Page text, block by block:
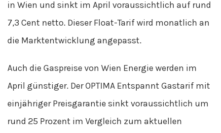
in Wien und sinkt im April voraussichtlich auf rund
7,3 Cent netto. Dieser Float-Tarif wird monatlich an
die Marktentwicklung angepasst.
Auch die Gaspreise von Wien Energie werden im
April günstiger. Der OPTIMA Entspannt Gastarif mit
einjähriger Preisgarantie sinkt voraussichtlich um
rund 25 Prozent im Vergleich zum aktuellen